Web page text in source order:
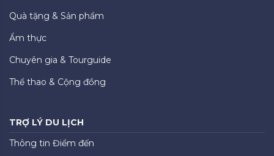
Quà tặng & Sản phẩm
Ẩm thực
Chuyên gia & Tourguide
Thể thao & Cộng đồng
TRỢ LÝ DU LỊCH
Thông tin Điểm đến